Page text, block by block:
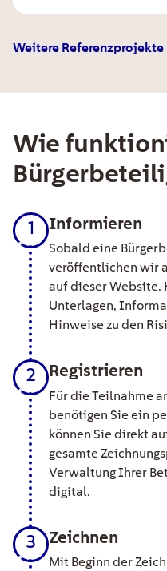
EE Text
Weitere Referenzprojekte
Wie
1 Informieren
Sobald eine
veröffentlichen wir
auf dieser Website.
Unterlagen,
Hinweise zu den
2 Registrieren
Für die Teilnahme
benötigen Sie ein
können Sie direkt
gesamte
Verwaltung Ihrer
digital.
3 Zeichnen
Mit Beginn der